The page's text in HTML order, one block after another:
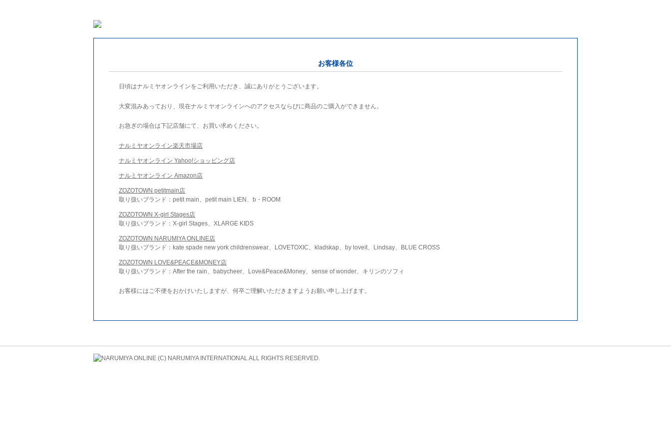
お客様各位
日頃はナルミヤオンラインをご利用いただき、誠にありがとうございます。
大変混みあっており、現在ナルミヤオンラインへのアクセスならびに商品のご購入ができません。
お急ぎの場合は下記店舗にて、お買い求めください。
ナルミヤオンライン楽天市場店
ナルミヤオンライン Yahoo!ショッピング店
ナルミヤオンライン Amazon店
ZOZOTOWN petitmain店
取り扱いブランド：petit main、petit main LIEN、b・ROOM
ZOZOTOWN X-girl Stages店
取り扱いブランド：X-girl Stages、XLARGE KIDS
ZOZOTOWN NARUMIYA ONLINE店
取り扱いブランド：kate spade new york childrenswear、LOVETOXIC、kladskap、by loveit、Lindsay、BLUE CROSS
ZOZOTOWN LOVE&PEACE&MONEY店
取り扱いブランド：After the rain、babycheer、Love&Peace&Money、sense of wonder、キリンのソフィ
お客様にはご不便をおかけいたしますが、何卒ご理解いただきますようお願い申し上げます。